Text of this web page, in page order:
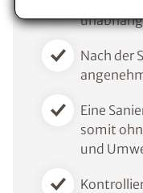
Nach der
Eine
somit
und
Voraussetzung für
Ratgebers ist die